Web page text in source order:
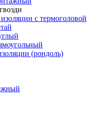
с термоголовой
(рондоль)